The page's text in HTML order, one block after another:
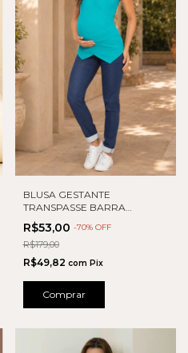
BLUSA GESTANTE
TRANSPASSE BARRA
ASSIMETRICA
R$53,00 -70% OFF
R$179,00
R$49,82 com Pix
Comprar